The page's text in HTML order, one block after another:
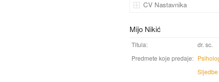
CV Nastavnika
Mijo Nikić
Titula:
dr. sc.
Predmete koje predaje:
Sljedbe